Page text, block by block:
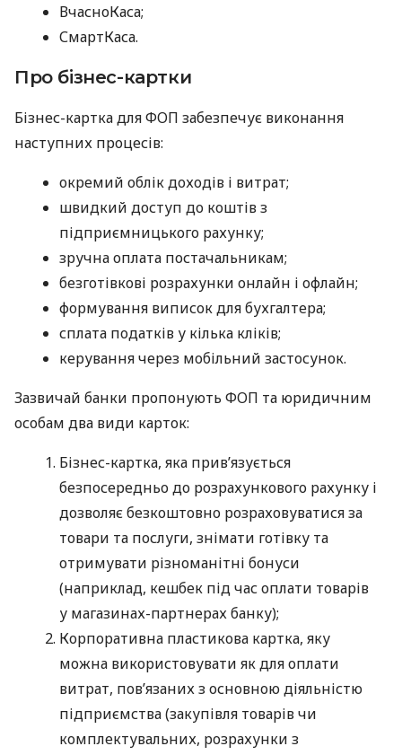
ВчасноКаса;
СмартКаса.
Про бізнес-картки
Бізнес-картка для ФОП забезпечує виконання
наступних процесів:
окремий облік доходів і витрат;
швидкий доступ до коштів з
підприємницького рахунку;
зручна оплата постачальникам;
безготівкові розрахунки онлайн і офлайн;
формування виписок для бухгалтера;
сплата податків у кілька кліків;
керування через мобільний застосунок.
Зазвичай банки пропонують ФОП та юридичним
особам два види карток:
Бізнес-картка, яка прив’язується
безпосередньо до розрахункового рахунку і
дозволяє безкоштовно розраховуватися за
товари та послуги, знімати готівку та
отримувати різноманітні бонуси
(наприклад, кешбек під час оплати товарів
у магазинах-партнерах банку);
Корпоративна пластикова картка, яку
можна використовувати як для оплати
витрат, пов’язаних з основною діяльністю
підприємства (закупівля товарів чи
комплектувальних, розрахунки з